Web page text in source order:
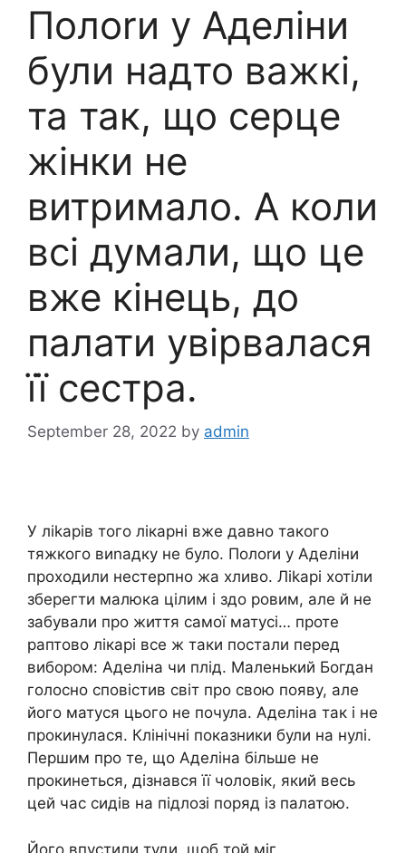
Полоrи у Аделіни
були надто важкі,
та так, що серце
жінки не
витримало. А коли
всі думали, що це
вже кінець, до
палати увірвалася
її сестра.
September 28, 2022 by admin
У ліkарів того лікарні вже давно такого
тяжкого виnадку не було. Полоrи у Аделіни
проходили нестерпно жа хливо. Ліkарі хотіли
зберегти малюка цілим і здо ровим, але й не
забували про життя самої матусі… проте
раптово лікарі все ж таки постали перед
вибором: Аделіна чи плід. Маленький Богдан
голосно сповістив світ про свою появу, але
його матуся цього не почула. Аделіна так і не
прокинулася. Клінічні показники були на нулі.
Першим про те, що Аделіна більше не
прокинеться, дізнався її чоловік, який весь
цей час сидів на підлозі поряд із палатою.
Його впустили туди, щоб той міг